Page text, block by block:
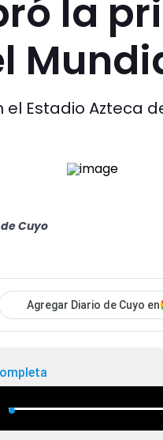
la
Estadio Azteca
Cuyo
Agregar Diario de Cuyo en